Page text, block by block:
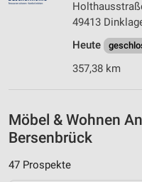
49413
Heute
357,38 km
Möbel & Wohnen
Bersenbrück
47 Prospekte